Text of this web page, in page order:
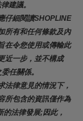
建議。
仔細閱讀SHOPLINE
所有和任何條款及內
在令您使用或傳輸此
近一步，並不構成
任關係。
法律意見的情況下，
所包含的資訊僅作為
法律發展;因此，